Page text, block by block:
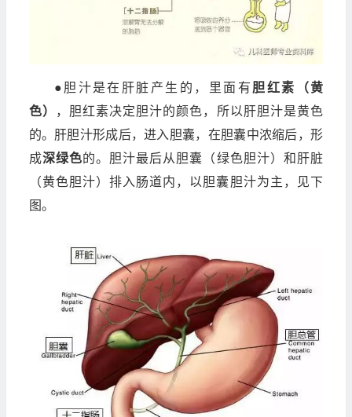
●胆汁是在肝脏产生的，里面有 胆红素（黄
色）
，胆红素决定胆汁的颜色，所以肝胆汁是黄色
的。肝胆汁形成后，进入胆囊，在胆囊中浓缩后，形
成深绿色的。胆汁最后从胆囊（绿色胆汁）和肝脏
（黄色胆汁）排入肠道内，以胆囊胆汁为主，见下
图。